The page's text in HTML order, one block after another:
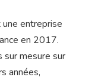
entreprise
en 2017.
sur mesure sur
années,